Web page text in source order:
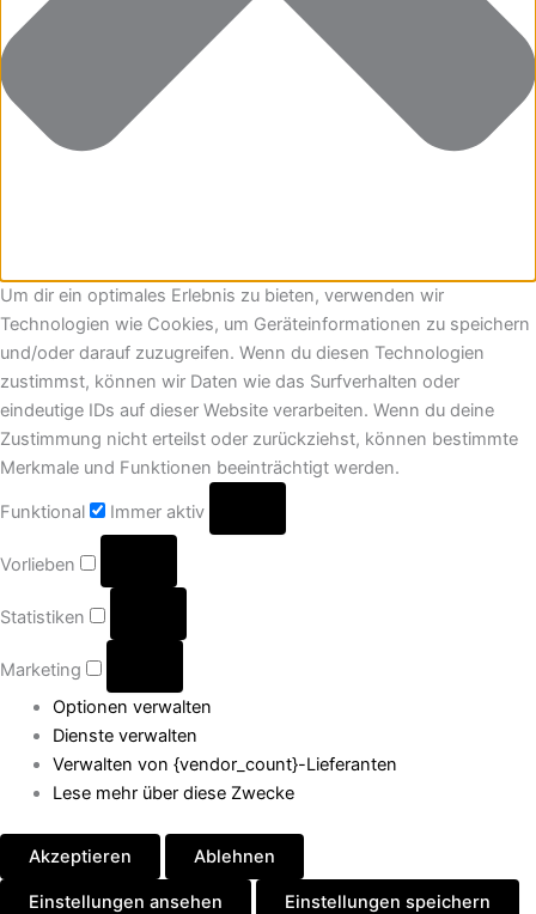
Um dir ein optimales Erlebnis zu bieten, verwenden wir
Technologien wie Cookies, um Geräteinformationen zu speichern
und/oder darauf zuzugreifen. Wenn du diesen Technologien
zustimmst, können wir Daten wie das Surfverhalten oder
eindeutige IDs auf dieser Website verarbeiten. Wenn du deine
Zustimmung nicht erteilst oder zurückziehst, können bestimmte
Merkmale und Funktionen beeinträchtigt werden.
Funktional Immer aktiv
Vorlieben
Statistiken
Marketing
Optionen verwalten
Dienste verwalten
Verwalten von {vendor_count}-Lieferanten
Lese mehr über diese Zwecke
Akzeptieren Ablehnen
Einstellungen ansehen
Einstellungen speichern